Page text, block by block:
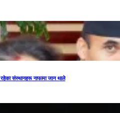
संस्थानहरू नाफामा जान थाले